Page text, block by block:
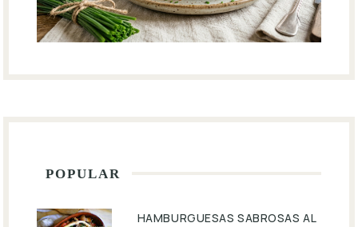
POPULAR
HAMBURGUESAS SABROSAS AL